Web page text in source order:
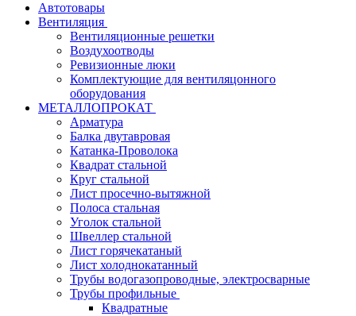
Автотовары
Вентиляция
Вентиляционные решетки
Воздухоотводы
Ревизионные люки
Комплектующие для вентиляцонного
оборудования
МЕТАЛЛОПРОКАТ
Арматура
Балка двутавровая
Катанка-Проволока
Квадрат стальной
Круг стальной
Лист просечно-вытяжной
Полоса стальная
Уголок стальной
Швеллер стальной
Лист горячекатаный
Лист холоднокатанный
Трубы водогазопроводные, электросварные
Трубы профильные
Квадратные